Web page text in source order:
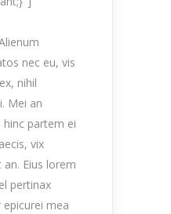
nec eu, vis
nihil
Mei an
hinc partem ei
vix
Eius lorem
pertinax
epicurei mea